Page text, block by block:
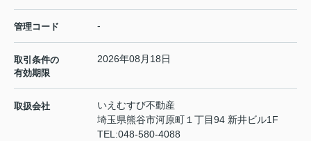
管理コード -
取引条件の
有効期限
2026年08月18日
取扱会社
いえむすび不動産
埼玉県熊谷市河原町１丁目94 新井ビル1F
TEL:048-580-4088